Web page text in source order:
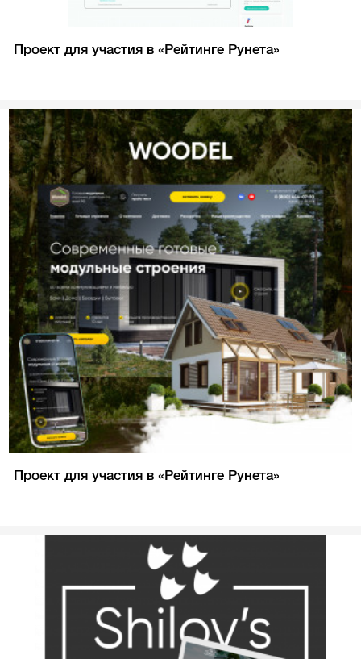
Проект для участия в «Рейтинге Рунета»
Проект для участия в «Рейтинге Рунета»